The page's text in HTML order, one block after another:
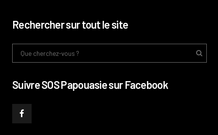
Rechercher sur tout le site
Suivre SOS Papouasie sur Facebook